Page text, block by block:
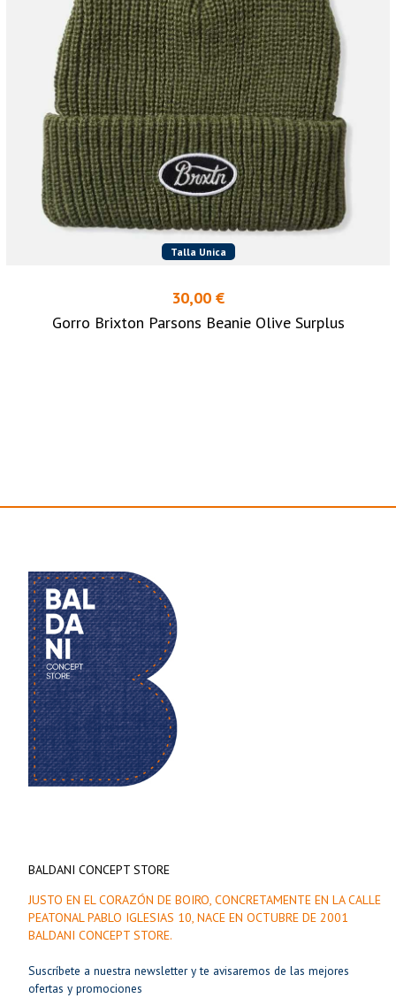
Talla Unica
30,00 €
Gorro Brixton Parsons Beanie Olive Surplus
BALDANI CONCEPT STORE
JUSTO EN EL CORAZÓN DE BOIRO, CONCRETAMENTE EN LA CALLE
PEATONAL PABLO IGLESIAS 10, NACE EN OCTUBRE DE 2001
BALDANI CONCEPT STORE.
Suscríbete a nuestra newsletter y te avisaremos de las mejores
ofertas y promociones